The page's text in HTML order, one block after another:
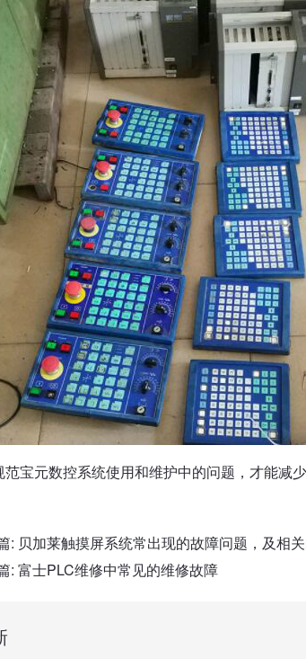
范宝元数控系统使用和维护中的问题，才能减
: 贝加莱触摸屏系统常出现的故障问题，及相
: 富士PLC维修中常见的维修故障